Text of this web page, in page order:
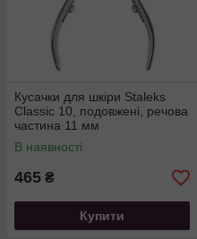
Кусачки для шкіри Staleks
Classic 10, подовжені, речова
частина 11 мм
В наявності
465 ₴
Купити